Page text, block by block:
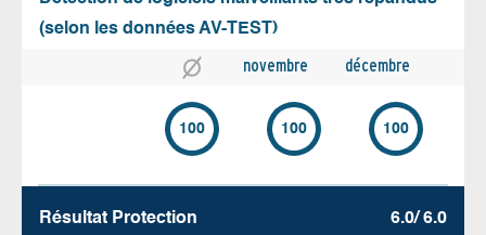
(selon les données AV-TEST)
novembre décembre
100 100 100
Résultat Protection 6.0/ 6.0